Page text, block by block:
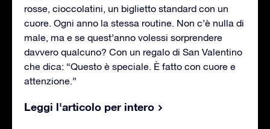
rosse, cioccolatini, un biglietto standard con un
cuore. Ogni anno la stessa routine. Non c’è nulla di
male, ma e se quest’anno volessi sorprendere
davvero qualcuno? Con un regalo di San Valentino
che dica: “Questo è speciale. È fatto con cuore e
attenzione.”
Leggi l'articolo per intero